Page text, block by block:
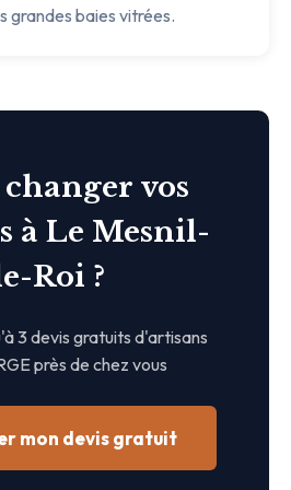
grandes baies vitrées.
vos
à Le Mesnil-
Roi ?
3 devis gratuits d'artisans
près de chez vous
mon devis gratuit